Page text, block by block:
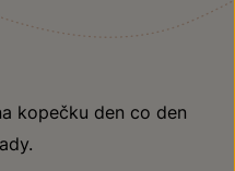
kopečku den co den